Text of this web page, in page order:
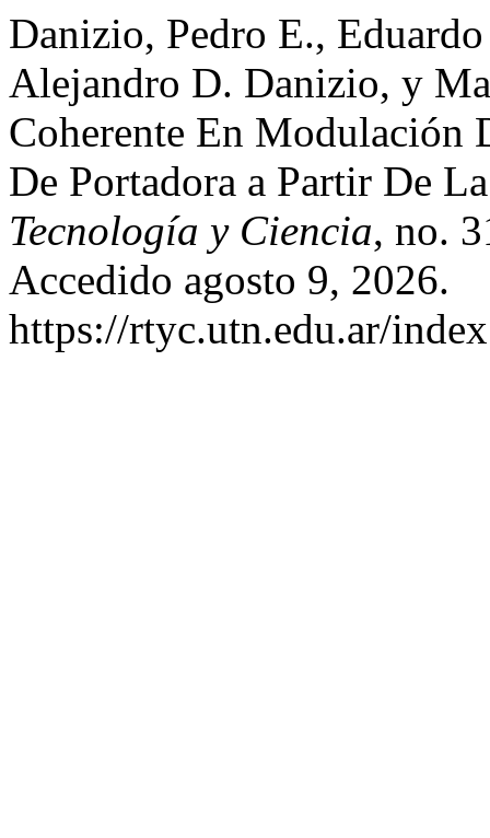
Danizio, Pedro E.,
Alejandro D. Danizio, y
Coherente En Modulación
De Portadora a Partir De
Tecnología y Ciencia, no.
Accedido agosto 9, 2026.
https://rtyc.utn.edu.ar/